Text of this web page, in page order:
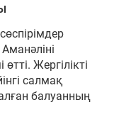
Жергілікті
салмақ
балуанның